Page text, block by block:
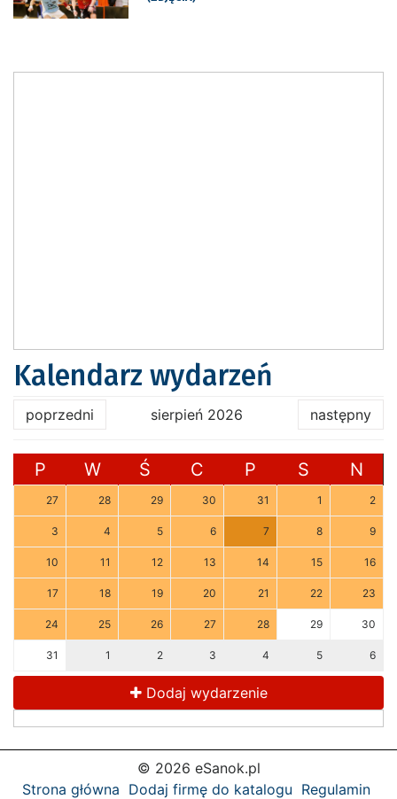
Kalendarz wydarzeń
poprzedni sierpień 2026 następny
P W Ś C P S N
27 28 29 30 31 1 2
3 4 5 6 7 8 9
10 11 12 13 14 15 16
17 18 19 20 21 22 23
24 25 26 27 28 29 30
31 1 2 3 4 5 6
Dodaj wydarzenie
© 2026 eSanok.pl
Strona główna Dodaj firmę do katalogu Regulamin